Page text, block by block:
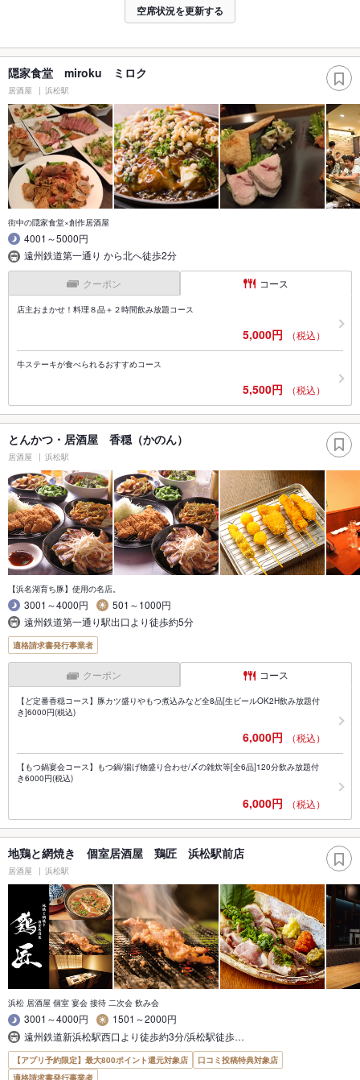
空席状況を更新する
隠家食堂 miroku ミロク
居酒屋 浜松駅
街中の隠家食堂×創作居酒屋
4001～5000円
遠州鉄道第一通り から北へ徒歩2分
クーポン コース
店主おまかせ！料理８品＋２時間飲み放題コース
5,000円 （税込）
牛ステーキが食べられるおすすめコース
5,500円 （税込）
とんかつ・居酒屋 香穏（かのん）
居酒屋 浜松駅
【浜名湖育ち豚】使用の名店。
3001～4000円
501～1000円
遠州鉄道第一通り駅出口より徒歩約5分
適格請求書発行事業者
クーポン コース
【ど定番香穏コース】豚カツ盛りやもつ煮込みなど全8品[生ビールOK2H飲み放題付
き]6000円(税込)
6,000円 （税込）
【もつ鍋宴会コース】もつ鍋/揚げ物盛り合わせ/〆の雑炊等[全6品]120分飲み放題付
き6000円(税込)
6,000円 （税込）
地鶏と網焼き 個室居酒屋 鶏匠 浜松駅前店
居酒屋 浜松駅
浜松 居酒屋 個室 宴会 接待 二次会 飲み会
3001～4000円
1501～2000円
遠州鉄道新浜松駅西口より徒歩約3分/浜松駅徒歩…
【アプリ予約限定】最大800ポイント還元対象店
口コミ投稿特典対象店
適格請求書発行事業者